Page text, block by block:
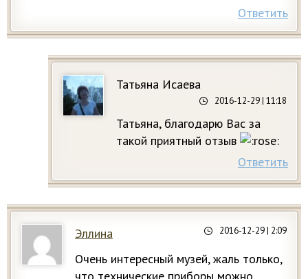
Ответить
Татьяна Исаева
2016-12-29| 11:18
Татьяна, благодарю Вас за
такой приятный отзыв
Ответить
Эллина 2016-12-29| 2:09
Очень интересный музей, жаль только,
что технические приборы можно